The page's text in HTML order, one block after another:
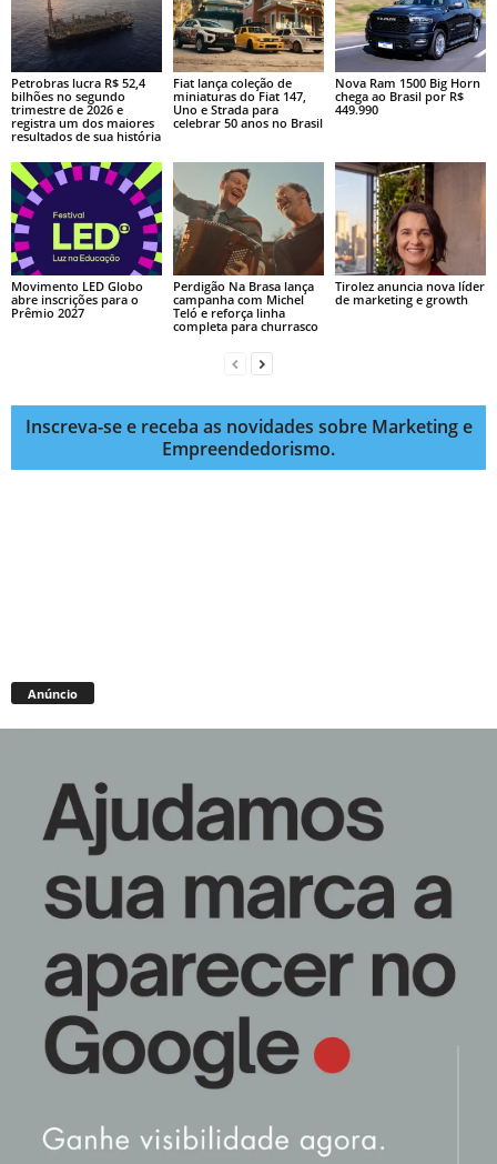
Petrobras lucra R$ 52,4
bilhões no segundo
trimestre de 2026 e
registra um dos maiores
resultados de sua história
Fiat lança coleção de
miniaturas do Fiat 147,
Uno e Strada para
celebrar 50 anos no Brasil
Nova Ram 1500 Big Horn
chega ao Brasil por R$
449.990
Movimento LED Globo
abre inscrições para o
Prêmio 2027
Perdigão Na Brasa lança
campanha com Michel
Teló e reforça linha
completa para churrasco
Tirolez anuncia nova líder
de marketing e growth
Inscreva-se e receba as novidades sobre Marketing e
Empreendedorismo.
Anúncio